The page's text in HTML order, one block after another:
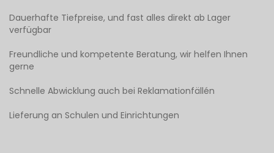
Dauerhafte Tiefpreise, und fast alles direkt ab Lager
verfügbar
Freundliche und kompetente Beratung, wir helfen Ihnen
gerne
Schnelle Abwicklung auch bei Reklamationfällén
Lieferung an Schulen und Einrichtungen